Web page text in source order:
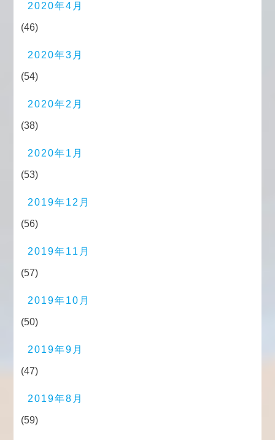
2020年4月
(46)
2020年3月
(54)
2020年2月
(38)
2020年1月
(53)
2019年12月
(56)
2019年11月
(57)
2019年10月
(50)
2019年9月
(47)
2019年8月
(59)